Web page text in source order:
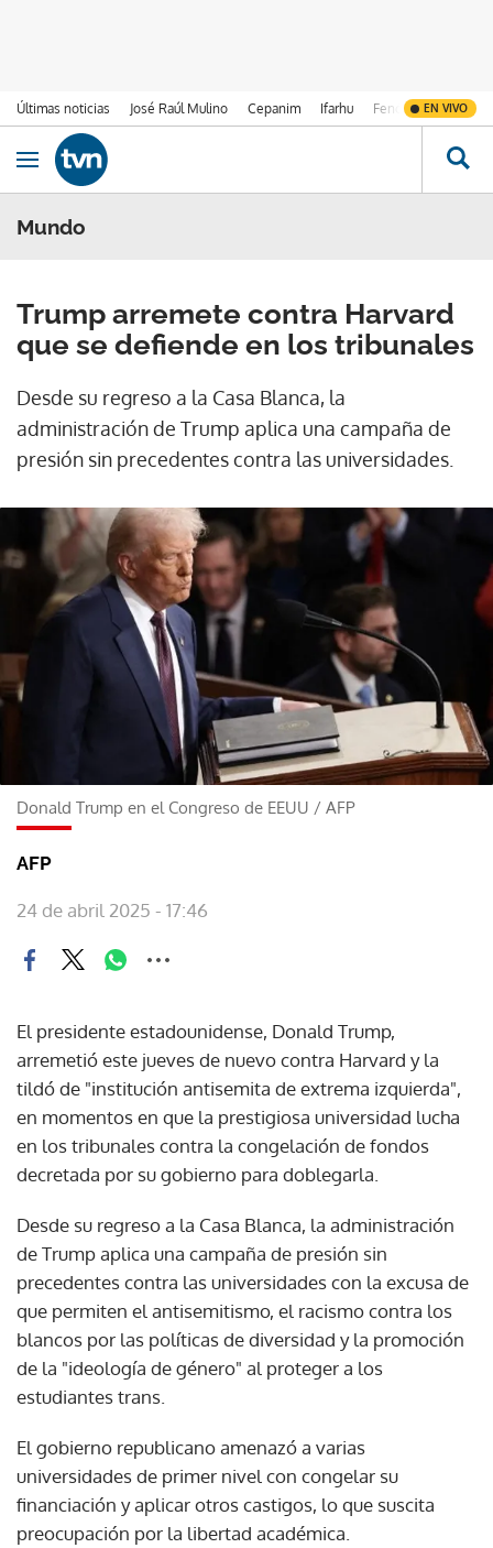
Últimas noticias José Raúl Mulino Cepanim Ifarhu Fenómeno de El
EN VIVO
Ir al contenido
Obrir navegació
Mundo
Trump arremete contra Harvard
que se defiende en los tribunales
Desde su regreso a la Casa Blanca, la
administración de Trump aplica una campaña de
presión sin precedentes contra las universidades.
Donald Trump en el Congreso de EEUU / AFP
AFP
24 de abril 2025 - 17:46
El presidente estadounidense, Donald Trump,
arremetió este jueves de nuevo contra Harvard y la
tildó de "institución antisemita de extrema izquierda",
en momentos en que la prestigiosa universidad lucha
en los tribunales contra la congelación de fondos
decretada por su gobierno para doblegarla.
Desde su regreso a la Casa Blanca, la administración
de Trump aplica una campaña de presión sin
precedentes contra las universidades con la excusa de
que permiten el antisemitismo, el racismo contra los
blancos por las políticas de diversidad y la promoción
de la "ideología de género" al proteger a los
estudiantes trans.
El gobierno republicano amenazó a varias
universidades de primer nivel con congelar su
financiación y aplicar otros castigos, lo que suscita
preocupación por la libertad académica.